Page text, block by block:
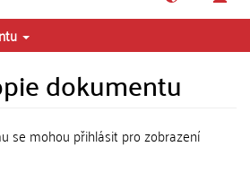
dokumentu
se mohou přihlásit pro zobrazení